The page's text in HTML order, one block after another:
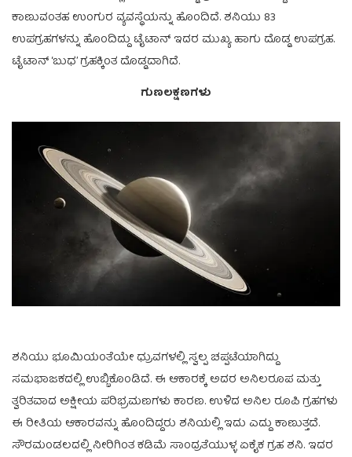
ಕಾಣುವಂತಹ ಉಂಗುರ ವ್ಯವಸ್ಥೆಯನ್ನು ಹೊಂದಿದೆ. ಶನಿಯು 83
ಉಪಗ್ರಹಗಳನ್ನು ಹೊಂದಿದ್ದು ಟೈಟಾನ್ ಇದರ ಮುಖ್ಯ ಹಾಗು ದೊಡ್ಡ ಉಪಗ್ರಹ.
ಟೈಟಾನ್ ‘ಬುಧ’ ಗ್ರಹಕ್ಕಿಂತ ದೊಡ್ಡದಾಗಿದೆ.
ಗುಣಲಕ್ಷಣಗಳು
ಶನಿಯು ಭೂಮಿಯಂತೆಯೇ ಧ್ರುವಗಳಲ್ಲಿ ಸ್ವಲ್ಪ ಚಪ್ಪಟೆಯಾಗಿದ್ದು
ಸಮಭಾಜಕದಲ್ಲಿ ಉಬ್ಬಿಕೊಂಡಿದೆ. ಈ ಆಕಾರಕ್ಕೆ ಅದರ ಅನಿಲರೂಪ ಮತ್ತು
ತ್ವರಿತವಾದ ಅಕ್ಷೀಯ ಪರಿಭ್ರಮಣಗಳು ಕಾರಣ. ಉಳಿದ ಅನಿಲ ರೂಪಿ ಗ್ರಹಗಳು
ಈ ರೀತಿಯ ಆಕಾರವನ್ನು ಹೊಂದಿದ್ದರು ಶನಿಯಲ್ಲಿ ಇದು ಎದ್ದು ಕಾಣುತ್ತದೆ.
ಸೌರಮಂಡಲದಲ್ಲಿ ನೀರಿಗಿಂತ ಕಡಿಮೆ ಸಾಂದ್ರತೆಯುಳ್ಳ ಏಕೈಕ ಗ್ರಹ ಶನಿ. ಇದರ